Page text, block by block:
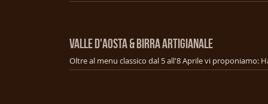
VALLE D'AOSTA & BIRRA ARTIGIANALE